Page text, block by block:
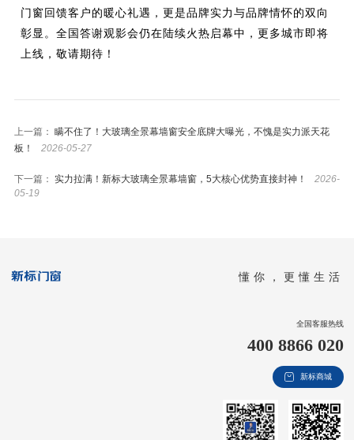
门窗回馈客户的暖心礼遇，更是品牌实力与品牌情怀的双向
彰显。 全国答谢观影会仍在陆续火热启幕中，更多城市即将
上线，敬请期待！
上一篇： 瞒不住了！大玻璃全景幕墙窗安全底牌大曝光，不愧是实力派天花
板！
2026-05-27
下一篇： 实力拉满！新标大玻璃全景幕墙窗，5大核心优势直接封神！
2026-
05-19
懂你，更懂生活
全国客服热线
400 8866 020
新标商城